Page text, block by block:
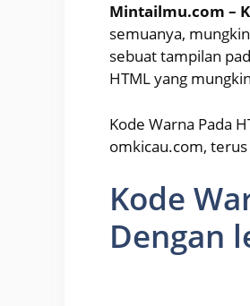
Mintailmu.com –
semuanya,
sebuat tampilan
HTML yang
Kode Warna Pada
omkicau.com,
Kode
Dengan